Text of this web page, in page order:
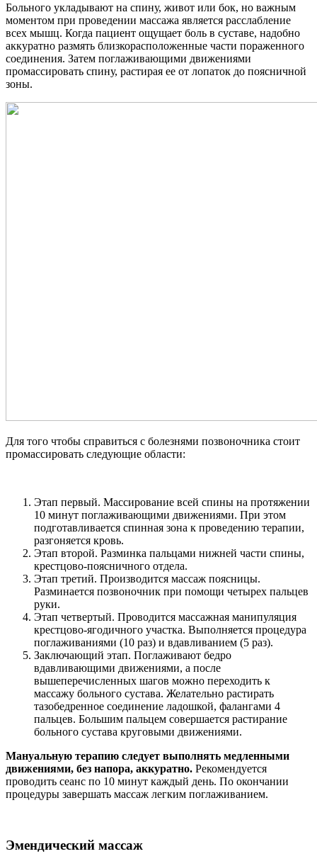
Больного укладывают на спину, живот или бок, но важным
моментом при проведении массажа является расслабление
всех мышц. Когда пациент ощущает боль в суставе, надобно
аккуратно размять близкорасположенные части пораженного
соединения. Затем поглаживающими движениями
промассировать спину, растирая ее от лопаток до поясничной
зоны.
Для того чтобы справиться с болезнями позвоночника стоит
промассировать следующие области:
Этап первый. Массирование всей спины на протяжении
10 минут поглаживающими движениями. При этом
подготавливается спинная зона к проведению терапии,
разгоняется кровь.
Этап второй. Разминка пальцами нижней части спины,
крестцово-поясничного отдела.
Этап третий. Производится массаж поясницы.
Разминается позвоночник при помощи четырех пальцев
руки.
Этап четвертый. Проводится массажная манипуляция
крестцово-ягодичного участка. Выполняется процедура
поглаживаниями (10 раз) и вдавливанием (5 раз).
Заключающий этап. Поглаживают бедро
вдавливающими движениями, а после
вышеперечисленных шагов можно переходить к
массажу больного сустава. Желательно растирать
тазобедренное соединение ладошкой, фалангами 4
пальцев. Большим пальцем совершается растирание
больного сустава круговыми движениями.
Мануальную терапию следует выполнять медленными
движениями, без напора, аккуратно. Рекомендуется
проводить сеанс по 10 минут каждый день. По окончании
процедуры завершать массаж легким поглаживанием.
Эмендический массаж